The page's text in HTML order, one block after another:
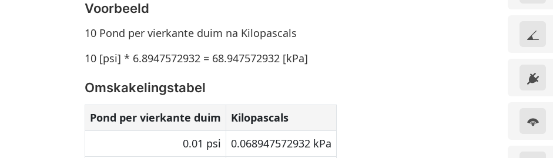
Voorbeeld
10 Pond per vierkante duim na Kilopascals
10 [psi] * 6.8947572932 = 68.947572932 [kPa]
Omskakelingstabel
Pond per vierkante duim
Kilopascals
0.01 psi
0.068947572932 kPa